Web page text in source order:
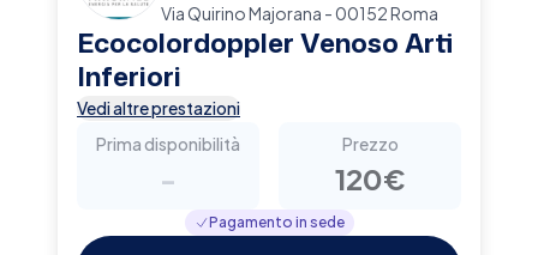
Via Quirino Majorana - 00152 Roma
Ecocolordoppler Venoso Arti
Inferiori
Vedi altre prestazioni
Prima disponibilità
-
Prezzo
120€
Pagamento in sede